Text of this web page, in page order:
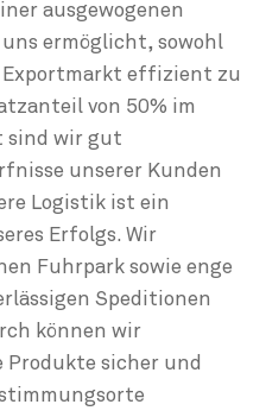
ausgewogenen
ermöglicht, sowohl
Exportmarkt effizient zu
von 50% im
sind wir gut
unserer Kunden
Logistik ist ein
Erfolgs. Wir
Fuhrpark sowie enge
Speditionen
können wir
Produkte sicher und